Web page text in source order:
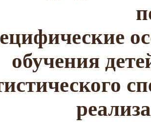
обучения